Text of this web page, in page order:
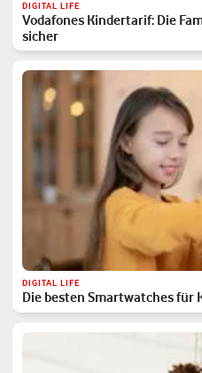
DIGITAL LIFE
Vodafones Kindertarif: Die
sicher
DIGITAL LIFE
Die besten Smartwatches für